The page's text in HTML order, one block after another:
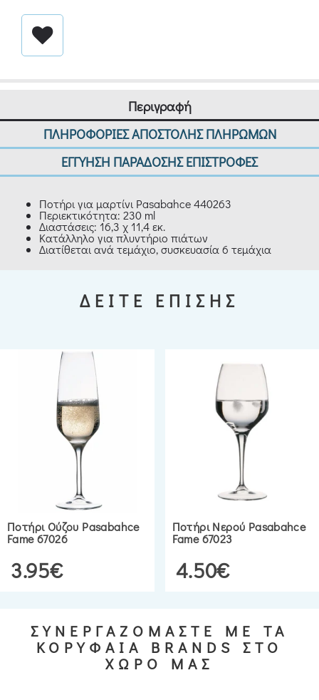
Περιγραφή
ΠΛΗΡΟΦΟΡΙΕΣ ΑΠΟΣΤΟΛΗΣ ΠΛΗΡΩΜΩΝ
ΕΓΓΥΗΣΗ ΠΑΡΑΔΟΣΗΣ ΕΠΙΣΤΡΟΦΕΣ
Ποτήρι για μαρτίνι Pasabahce 440263
Περιεκτικότητα: 230 ml
Διαστάσεις: 16,3 χ 11,4 εκ.
Κατάλληλο για πλυντήριο πιάτων
Διατίθεται ανά τεμάχιο, συσκευασία 6 τεμάχια
ΔΕΙΤΕ ΕΠΙΣΗΣ
Ποτήρι Ούζου Pasabahce
Fame 67026
3.95€
Ποτήρι Νερού Pasabahce
Fame 67023
4.50€
ΣΥΝΕΡΓΑΖΟΜΑΣΤΕ ΜΕ ΤΑ
ΚΟΡΥΦΑΙΑ BRANDS ΣΤΟ
ΧΩΡΟ ΜΑΣ